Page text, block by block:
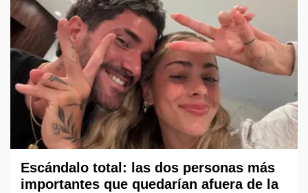
Escándalo total: las dos personas más
importantes que quedarían afuera de la